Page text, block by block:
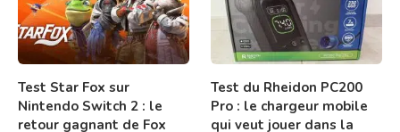
Test Star Fox sur
Nintendo Switch 2 : le
retour gagnant de Fox
Test du Rheidon PC200
Pro : le chargeur mobile
qui veut jouer dans la